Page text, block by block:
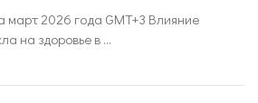
март 2026 года GMT+3 Влияние
на здоровье в ...